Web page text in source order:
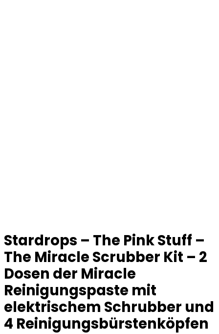
Stardrops – The Pink Stuff –
The Miracle Scrubber Kit – 2
Dosen der Miracle
Reinigungspaste mit
elektrischem Schrubber und
4 Reinigungsbürstenköpfen